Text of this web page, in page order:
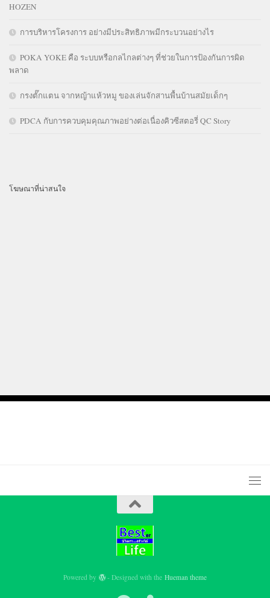
HOZEN
การบริหารโครงการ อย่างมีประสิทธิภาพมีกระบวนอย่างไร
POKA YOKE คือ ระบบหรือกลไกลต่างๆ ที่ช่วยในการป้องกันการผิด
พลาด
กรงตั๊กแตน จากหญ้าแห้วหมู ของเล่นจักสานพื้นบ้านสมัยเด็กๆ
PDCA กับการควบคุมคุณภาพอย่างต่อเนื่องคิวซีสตอรี่ QC Story
โฆษณาที่น่าสนใจ
Powered by - Designed with theHueman theme